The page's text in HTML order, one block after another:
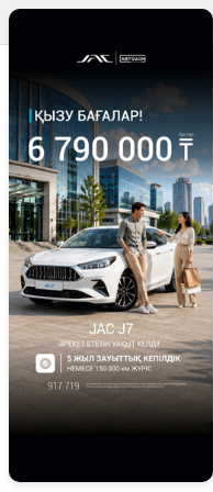
Перейти
к
содержимому